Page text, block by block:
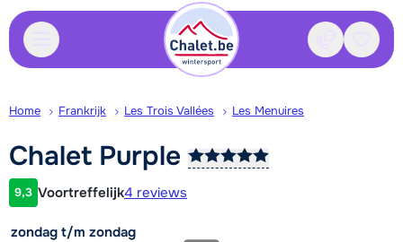
Contact
Home Frankrijk Les Trois Vallées Les Menuires
Chalet Purple
Klantwaardering
9,3 Voortreffelijk4 reviews
zondag t/m zondag